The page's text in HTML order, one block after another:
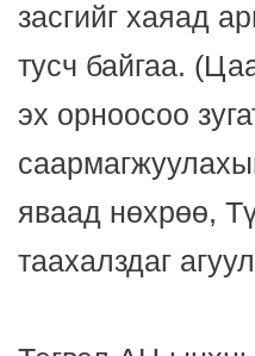
засгийг хаяад
тусч байгаа.
эх орноосоо
яваад нөхрөө,
таахалздаг